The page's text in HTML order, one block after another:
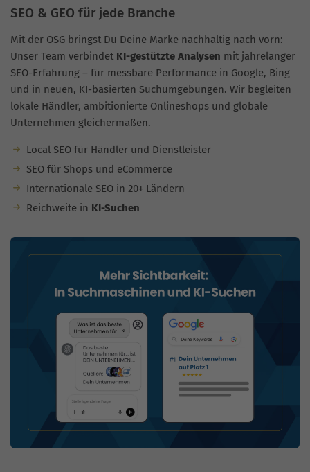
SEO & GEO für jede Branche
Mit der OSG bringst Du Deine Marke nachhaltig nach vorn:
Unser Team verbindet KI-gestützte Analysen mit jahrelanger
SEO-Erfahrung – für messbare Performance in Google, Bing
und in neuen, KI-basierten Suchumgebungen. Wir begleiten
lokale Händler, ambitionierte Onlineshops und globale
Unternehmen gleichermaßen.
Local SEO für Händler und Dienstleister
SEO für Shops und eCommerce
Internationale SEO in 20+ Ländern
Reichweite in KI-Suchen